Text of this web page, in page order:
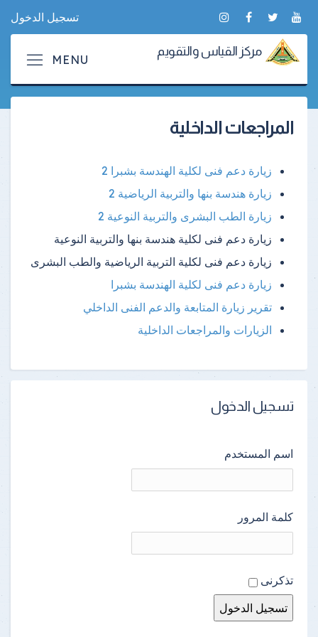
تسجيل الدخول
مركز القياس والتقويم
المراجعات الداخلية
زيارة دعم فنى لكلية الهندسة بشبرا 2
زيارة هندسة بنها والتربية الرياضية 2
زيارة الطب البشرى والتربية النوعية 2
زيارة دعم فنى لكلية هندسة بنها والتربية النوعية
زيارة دعم فنى لكلية التربية الرياضية والطب البشرى
زيارة دعم فنى لكلية الهندسة بشبرا
تقرير زيارة المتابعة والدعم الفنى الداخلي
الزيارات والمراجعات الداخلية
تسجيل الدخول
اسم المستخدم
كلمة المرور
تذكرنى